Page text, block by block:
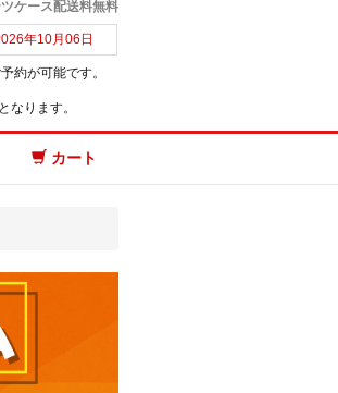
ケース配送料無料
年10月06日
約が可能です。
なります。
カート